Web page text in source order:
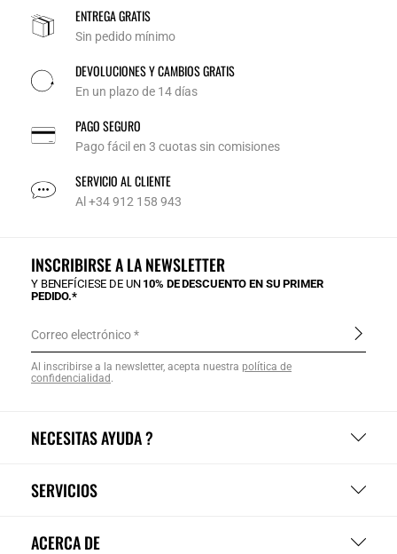
ENTREGA GRATIS
Sin pedido mínimo
DEVOLUCIONES Y CAMBIOS GRATIS
En un plazo de 14 días
PAGO SEGURO
Pago fácil en 3 cuotas sin comisiones
SERVICIO AL CLIENTE
Al +34 912 158 943
NECESITAS AYUDA ?
SERVICIOS
ACERCA DE
INSCRIBIRSE A LA NEWSLETTER
Y BENEFÍCIESE DE UN 10% DE DESCUENTO EN SU PRIMER
PEDIDO.*
Correo electrónico
Al inscribirse a la newsletter, acepta nuestra política de
confidencialidad.